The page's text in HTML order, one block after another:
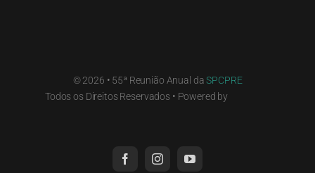
© 2026 • 55ª Reunião Anual daSPCPRE
Todos os Direitos Reservados • Powered by